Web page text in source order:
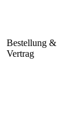
Bestellung &
Vertrag